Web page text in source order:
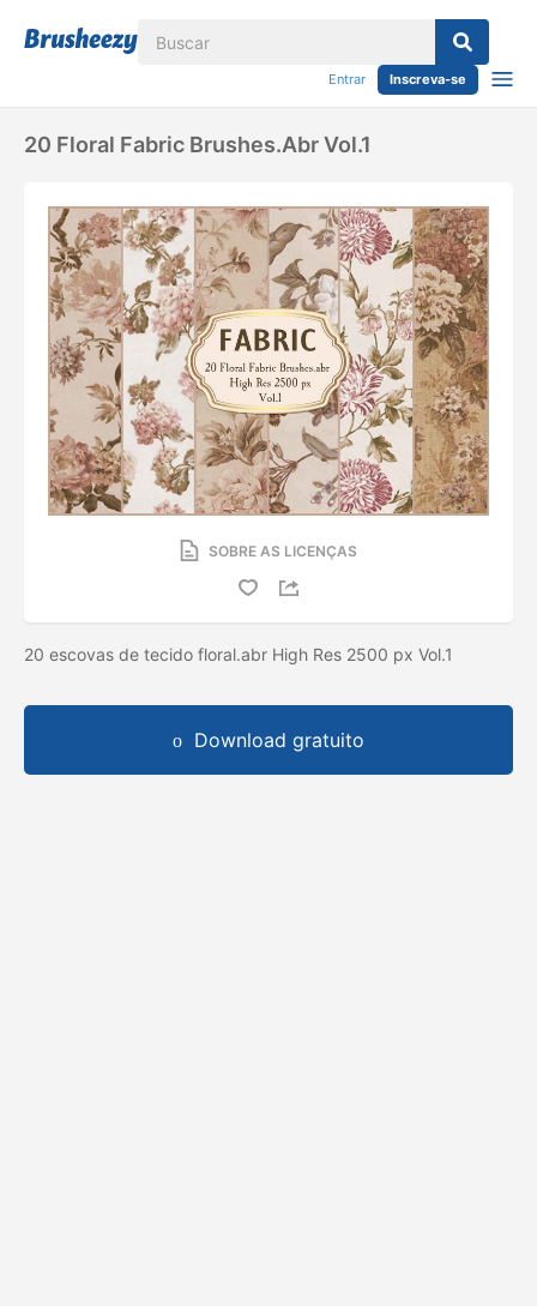
Entrar Inscreva-se
20 Floral Fabric Brushes.abr Vol.1
SOBRE AS LICENÇAS
20 escovas de tecido floral.abr High Res 2500 px Vol.1
Download gratuito